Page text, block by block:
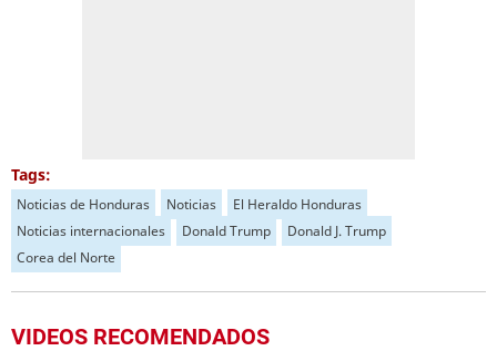
Tags:
Noticias de Honduras Noticias
El Heraldo Honduras
Noticias internacionales
Donald Trump
Donald J. Trump
Corea del Norte
VIDEOS RECOMENDADOS